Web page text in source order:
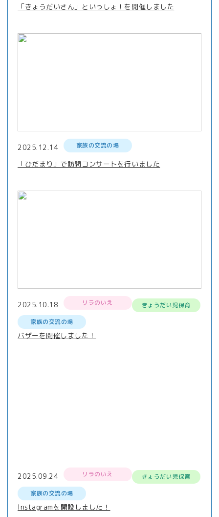
「きょうだいさん」といっしょ！を開催しました
2025.12.14 家族の交流の場
「ひだまり」で訪問コンサートを行いました
2025.10.18 リラのいえ
きょうだい児保育
家族の交流の場
バザーを開催しました！
2025.09.24 リラのいえ
きょうだい児保育
家族の交流の場
Instagramを開設しました！